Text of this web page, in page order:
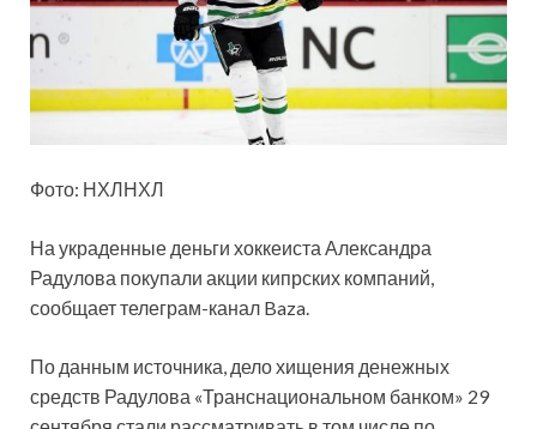
Фото: НХЛНХЛ
На украденные деньги хоккеиста Александра
Радулова покупали акции кипрских компаний,
сообщает телеграм-канал Baza.
По данным источника, дело хищения денежных
средств Радулова «Транснациональном банком» 29